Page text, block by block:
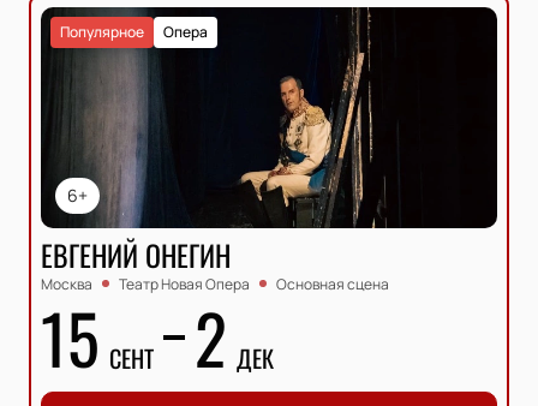
6+
Опера
Популярное
ЕВГЕНИЙ ОНЕГИН
Москва Театр Новая Опера Основная сцена
15 СЕНТ 2 ДЕК